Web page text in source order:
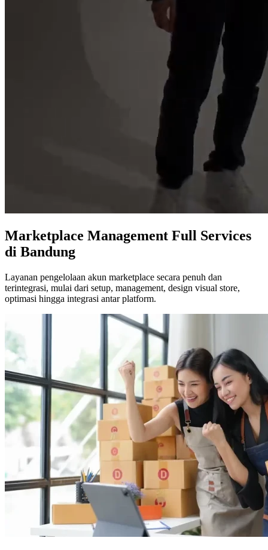
Marketplace Management Full Services
di Bandung
Layanan pengelolaan akun marketplace secara penuh dan
terintegrasi, mulai dari setup, management, design visual store,
optimasi hingga integrasi antar platform.